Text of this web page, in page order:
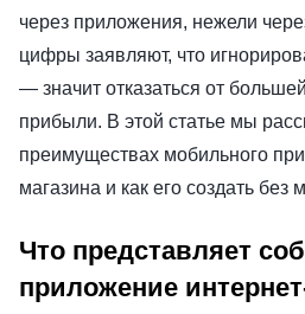
через приложения, нежели
цифры заявляют, что
— значит отказаться от
прибыли. В этой статье мы
преимуществах мобильного
магазина и как его создать
Что представляет
приложение